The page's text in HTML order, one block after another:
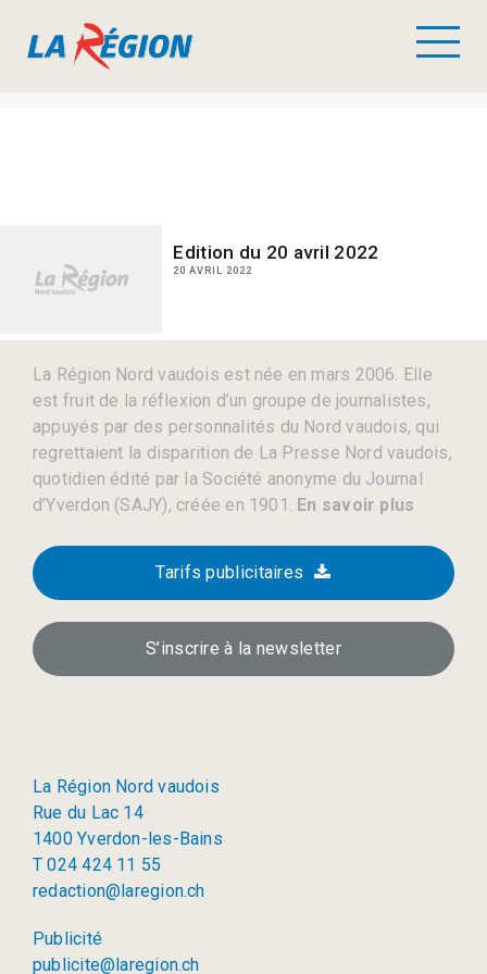
Edition du 20 avril 2022
20 AVRIL 2022
La Région Nord vaudois est née en mars 2006. Elle
est fruit de la réflexion d’un groupe de journalistes,
appuyés par des personnalités du Nord vaudois, qui
regrettaient la disparition de La Presse Nord vaudois,
quotidien édité par la Société anonyme du Journal
d’Yverdon (SAJY), créée en 1901. En savoir plus
Tarifs publicitaires
S’inscrire à la newsletter
La Région Nord vaudois
Rue du Lac 14
1400 Yverdon-les-Bains
T 024 424 11 55
redaction@laregion.ch
Publicité
publicite@laregion.ch